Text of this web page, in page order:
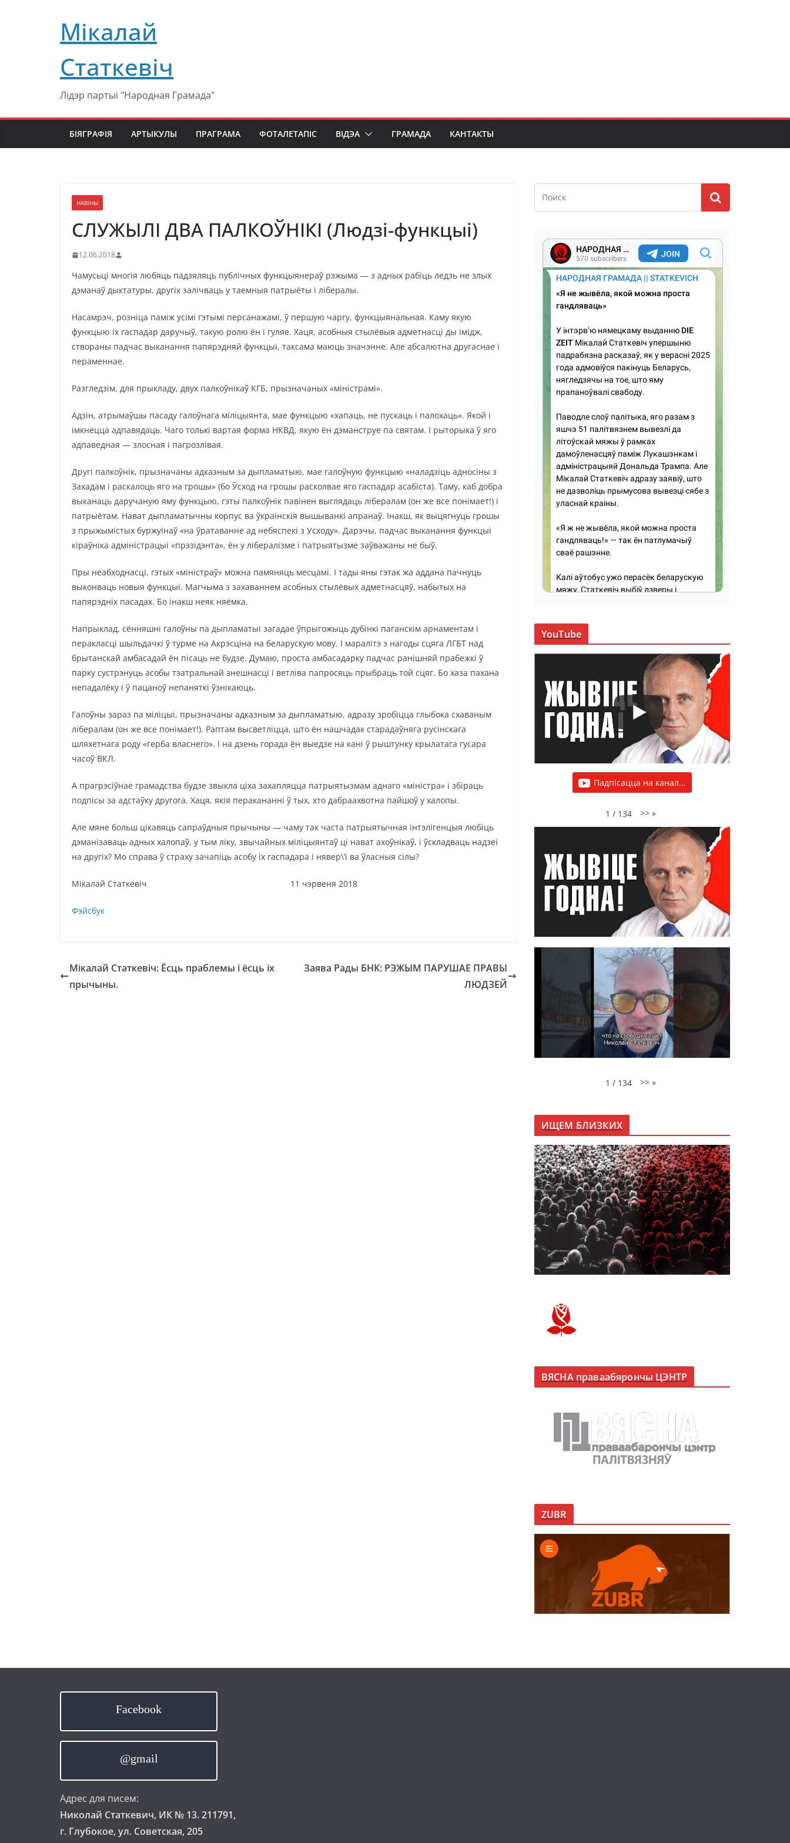
содержимомуМікалай
Статкевіч
Лідэр партыі "Народная Грамада"
БІЯГРАФІЯ АРТЫКУЛЫ ПРАГРАМА ФОТАЛЕТАПІС ВІДЭА ГРАМАДА КАНТАКТЫ
НАВІНЫ
СЛУЖЫЛІ ДВА ПАЛКОЎНІКІ (Людзі-функцыі)
12.06.2018
Чамусьці многія любяць падзяляць публічных функцыянераў рэжыма — з адных рабіць ледзь не злых
дэманаў дыктатуры, другіх залічваць у таемныя патрыёты і лібералы.
Насамрэч, розніца паміж усімі гэтымі персанажамі, ў першую чаргу, функцыянальная. Каму якую
функцыю іх гаспадар даручыў, такую ролю ён і гуляе. Хаця, асобныя стылёвыя адметнасці ды імідж,
створаны падчас выканання папярэдняй функцыі, таксама маюць значэнне. Але абсалютна другаснае і
пераменнае.
Разгледзім, для прыкладу, двух палкоўнікаў КГБ, прызначаных «міністрамі».
Адзін, атрымаўшы пасаду галоўнага міліцыянта, мае функцыю «хапаць, не пускаць і палохаць». Якой і
імкнецца адпавядаць. Чаго толькі вартая форма НКВД, якую ён дэманструе па святам. І рыторыка ў яго
адпаведная — злосная і пагрозлівая.
Другі палкоўнік, прызначаны адказным за дыпламатыю, мае галоўную функцыю «наладзіць адносіны з
Захадам і раскалоць яго на грошы» (бо Ўсход на грошы расколвае яго гаспадар асабіста). Таму, каб добра
выканаць даручаную яму функцыю, гэты палкоўнік павінен выглядаць лібералам (он же все понімает!) і
патрыётам. Нават дыпламатычны корпус ва ўкраінскія вышыванкі апранаў. Інакш, як выцягнуць грошы
з прыжымістых буржуінаў «на ўратаванне ад небяспекі з Усходу». Дарэчы, падчас выканання функцыі
кіраўніка адміністрацыі «прэзідэнта», ён у лібералізме і патрыятызме заўважаны не быў.
Пры неабходнасці, гэтых «міністраў» можна памяняць месцамі. І тады яны гэтак жа аддана пачнуць
выконваць новыя функцыі. Магчыма з захаваннем асобных стылёвых адметнасцяў, набытых на
папярэдніх пасадах. Бо інакш неяк няёмка.
Напрыклад, сённяшні галоўны па дыпламатыі загадае ўпрыгожыць дубінкі паганскім арнаментам і
перакласці шыльдачкі ў турме на Акрэсціна на беларускую мову. І маралітэ з нагоды сцяга ЛГБТ над
брытанскай амбасадай ён пісаць не будзе. Думаю, проста амбасадарку падчас ранішняй прабежкі ў
парку сустрэнуць асобы тэатральнай знешнасці і ветліва папросяць прыбраць той сцяг. Бо хаза пахана
непадалёку і ў пацаноў непаняткі ўзнікаюць.
Галоўны зараз па міліцыі, прызначаны адказным за дыпламатыю, адразу зробіцца глыбока схаваным
лібералам (он же все понімает!). Раптам высветліцца, што ён нашчадак старадаўняга русінскага
шляхетнага роду «герба власнего». І на дзень горада ён выедзе на кані ў рыштунку крылатага гусара
часоў ВКЛ.
А прагрэсіўнае грамадства будзе звыкла ціха захапляцца патрыятызмам аднаго «міністра» і збіраць
подпісы за адстаўку другога. Хаця, якія перакананні ў тых, хто дабраахвотна пайшоў у халопы.
Але мяне больш цікавяць сапраўдныя прычыны — чаму так часта патрыятычная інтэлігенцыя любіць
дэманізаваць адных халопаў, у тым ліку, звычайных міліцыянтаў ці нават ахоўнікаў, і ўскладваць надзеі
на другіх? Мо справа ў страху зачапіць асобу іх гаспадара і нявер\’і ва ўласныя сілы?
Мікалай Статкевіч 11 чэрвеня 2018
Фэйсбук
Мікалай Статкевіч: Ёсць праблемы і ёсць іх
прычыны.
Заява Рады БНК: РЭЖЫМ ПАРУШАЕ ПРАВЫ
ЛЮДЗЕЙ
YouTube
Падпісацца на канал...
1 / 134 >> »
1 / 134 >> »
ИЩЕМ БЛИЗКИХ
ВЯСНА праваабярончы ЦЭНТР
ZUBR
Facebook
@gmail
Адрес для писем:
Николай Статкевич, ИК № 13. 211791,
г. Глубокое, ул. Советская, 205